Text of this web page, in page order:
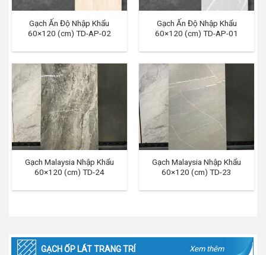
Gạch Ấn Độ Nhập Khẩu
60×120 (cm) TD-AP-02
Gạch Ấn Độ Nhập Khẩu
60×120 (cm) TD-AP-01
Gạch Malaysia Nhập Khẩu
60×120 (cm) TD-24
Gạch Malaysia Nhập Khẩu
60×120 (cm) TD-23
GẠCH ỐP LÁT TRANG TRÍ Xem thêm